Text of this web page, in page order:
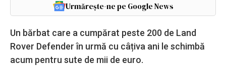
Urmărește-ne pe Google News
Un bărbat care a cumpărat peste 200 de Land
Rover Defender în urmă cu câțiva ani le schimbă
acum pentru sute de mii de euro.